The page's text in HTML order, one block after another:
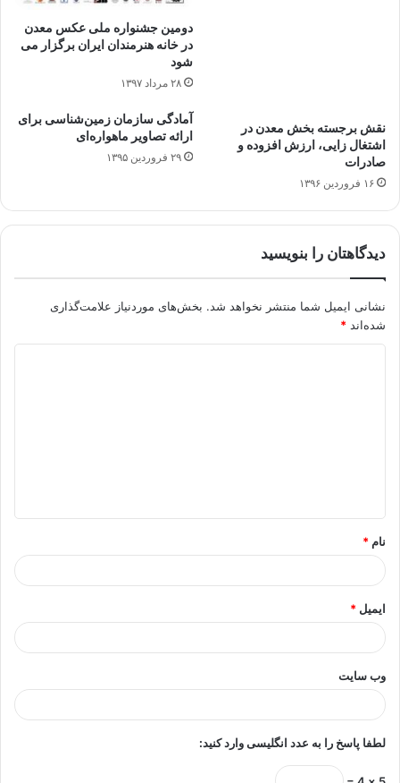
دومین جشنواره ملی عکس معدن
در خانه هنرمندان ایران برگزار می
شود
۲۸ مرداد ۱۳۹۷
نقش برجسته بخش معدن در
اشتغال زایی، ارزش افزوده و
صادرات
۱۶ فروردین ۱۳۹۶
آمادگی سازمان زمین‌شناسی برای
ارائه تصاویر ماهواره‌ای
۲۹ فروردین ۱۳۹۵
دیدگاهتان را بنویسید
نشانی ایمیل شما منتشر نخواهد شد. بخش‌های موردنیاز علامت‌گذاری
شده‌اند *
*
نام *
ایمیل *
وب‌ سایت
لطفا پاسخ را به عدد انگلیسی وارد کنید: